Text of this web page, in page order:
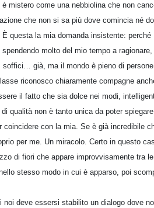
mistero come una nebbiolina che non
che non si sa più dove comincia né
questa la mia domanda insistente:
molto del mio tempo a
già, ma il mondo è pieno di
riconosco chiaramente compagne
il fatto che sia dolce nei modi,
qualità non è tanto unica da poter
coincidere con la mia. Se è già incredibile
per me. Un miracolo. Certo in questo
di fiori che appare improvvisamente tra
stesso modo in cui è apparso, poi
deve essersi stabilito un dialogo dove